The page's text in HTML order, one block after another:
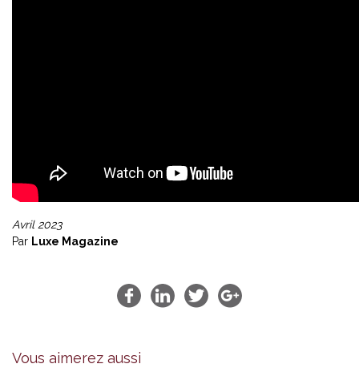
Avril 2023
Par Luxe Magazine
Vous aimerez aussi